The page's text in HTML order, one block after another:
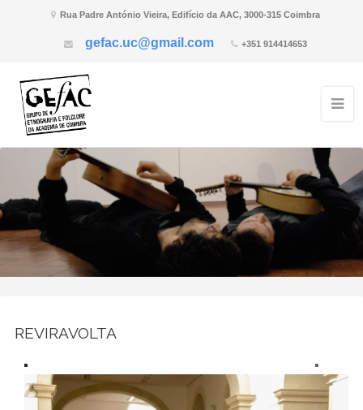
Rua Padre António Vieira, Edifício da AAC, 3000-315 Coimbra
gefac.uc@gmail.com +351 914414653
REVIRAVOLTA